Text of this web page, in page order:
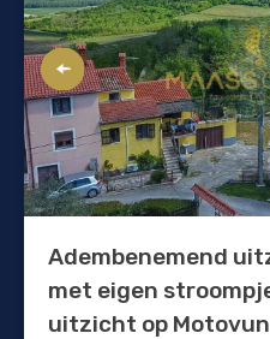
Adembenemend
met eigen
uitzicht op